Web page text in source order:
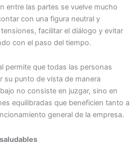
entre las partes se vuelve mucho
con una figura neutral y
facilitar el diálogo y evitar
con el paso del tiempo.
permite que todas las personas
su punto de vista de manera
no consiste en juzgar, sino en
equilibradas que beneficien tanto a
general de la empresa.